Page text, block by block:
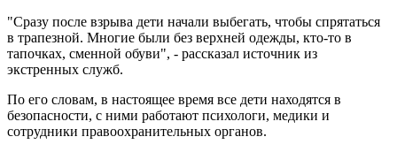
"Сразу после взрыва дети начали выбегать, чтобы спрятаться
в трапезной. Многие были без верхней одежды, кто-то в
тапочках, сменной обуви", - рассказал источник из
экстренных служб.
По его словам, в настоящее время все дети находятся в
безопасности, с ними работают психологи, медики и
сотрудники правоохранительных органов.